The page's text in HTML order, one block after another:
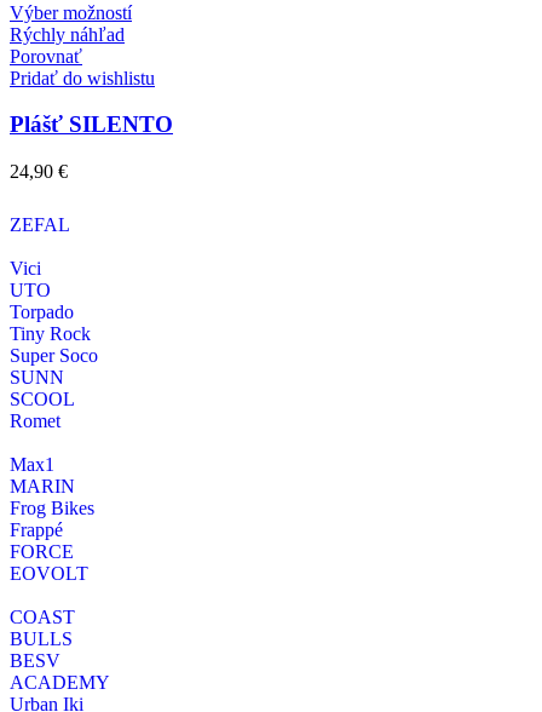
Výber možností
Rýchly náhľad
Porovnať
Pridať do wishlistu
Plášť SILENTO
24,90 €
ZEFAL
Vici
UTO
Torpado
Tiny Rock
Super Soco
SUNN
SCOOL
Romet
Max1
MARIN
Frog Bikes
Frappé
FORCE
EOVOLT
COAST
BULLS
BESV
ACADEMY
Urban Iki